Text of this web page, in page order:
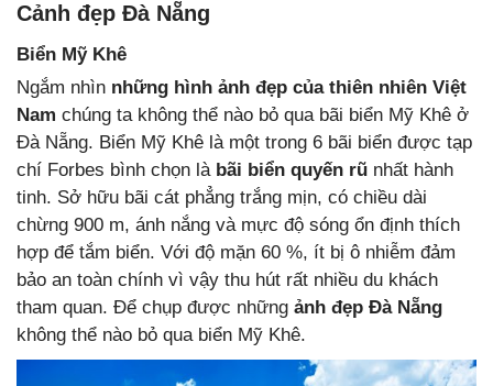
Cảnh đẹp Đà Nẵng
Biển Mỹ Khê
Ngắm nhìn những hình ảnh đẹp của thiên nhiên Việt
Nam chúng ta không thể nào bỏ qua bãi biển Mỹ Khê ở
Đà Nẵng. Biển Mỹ Khê là một trong 6 bãi biển được tạp
chí Forbes bình chọn là bãi biển quyến rũ nhất hành
tinh. Sở hữu bãi cát phẳng trắng mịn, có chiều dài
chừng 900 m, ánh nắng và mực độ sóng ổn định thích
hợp để tắm biển. Với độ mặn 60 %, ít bị ô nhiễm đảm
bảo an toàn chính vì vậy thu hút rất nhiều du khách
tham quan. Để chụp được những ảnh đẹp Đà Nẵng
không thể nào bỏ qua biển Mỹ Khê.